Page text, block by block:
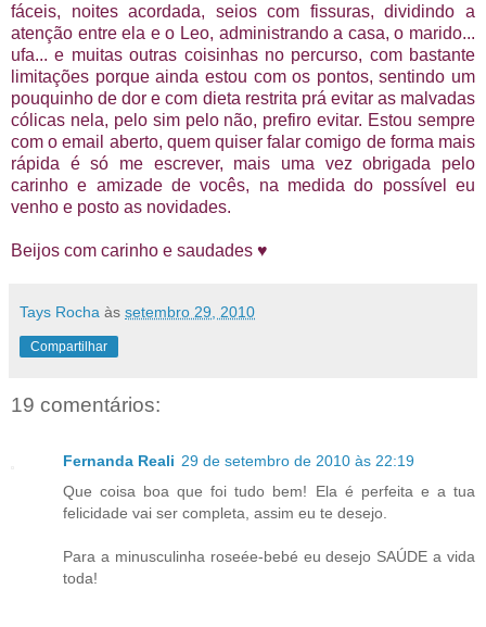
fáceis, noites acordada, seios com fissuras, dividindo a
atenção entre ela e o Leo, administrando a casa, o marido...
ufa... e muitas outras coisinhas no percurso, com bastante
limitações porque ainda estou com os pontos, sentindo um
pouquinho de dor e com dieta restrita prá evitar as malvadas
cólicas nela, pelo sim pelo não, prefiro evitar. Estou sempre
com o email aberto, quem quiser falar comigo de forma mais
rápida é só me escrever, mais uma vez obrigada pelo
carinho e amizade de vocês, na medida do possível eu
venho e posto as novidades.
Beijos com carinho e saudades ♥
Tays Rocha às setembro 29, 2010
Compartilhar
19 comentários:
Fernanda Reali 29 de setembro de 2010 às 22:19
Que coisa boa que foi tudo bem! Ela é perfeita e a tua
felicidade vai ser completa, assim eu te desejo.
Para a minusculinha roseée-bebé eu desejo SAÚDE a vida
toda!